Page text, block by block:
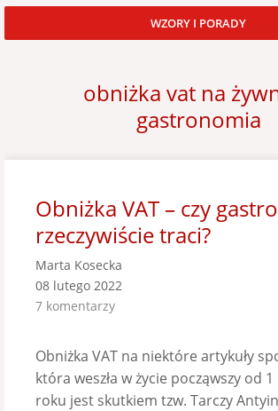
WZORY I PORADY
obniżka vat na
gastronomia
Obniżka VAT – czy gastro
rzeczywiście traci?
Marta Kosecka
08 lutego 2022
7 komentarzy
Obniżka VAT na niektóre artykuły
która weszła w życie począwszy od
roku jest skutkiem tzw. Tarczy